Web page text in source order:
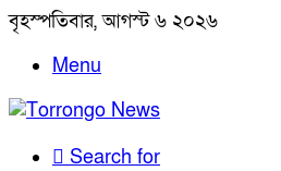
বৃহস্পতিবার, আগস্ট ৬ ২০২৬
Menu
Search for